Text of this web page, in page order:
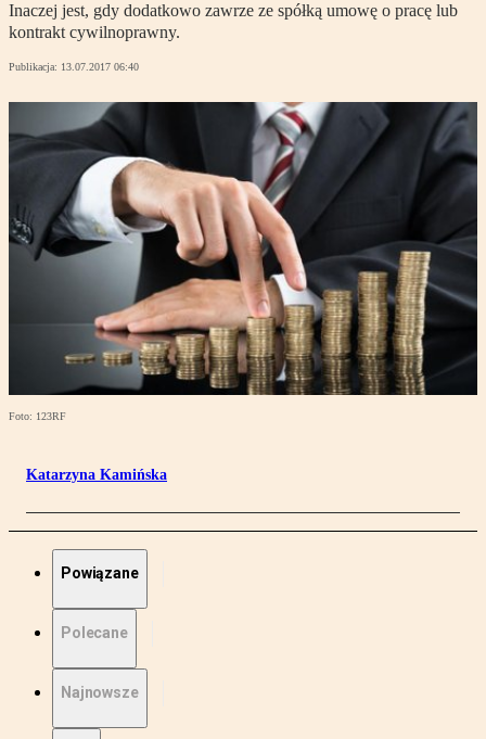
Inaczej jest, gdy dodatkowo zawrze ze spółką umowę o pracę lub
kontrakt cywilnoprawny.
Publikacja: 13.07.2017 06:40
Foto: 123RF
Katarzyna Kamińska
Powiązane
Polecane
Najnowsze